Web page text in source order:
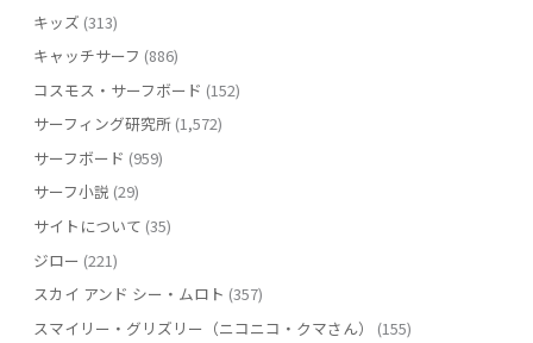
キッズ (313)
キャッチサーフ (886)
コスモス・サーフボード (152)
サーフィング研究所(1,572)
サーフボード (959)
サーフ小説 (29)
サイトについて (35)
ジロー (221)
スカイ アンド シー・ムロト (357)
スマイリー・グリズリー（ニコニコ・クマさん）
(155)